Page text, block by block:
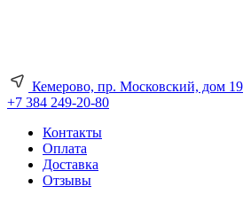
Кемерово, пр. Московский, дом 19
+7 384 249-20-80
Контакты
Оплата
Доставка
Отзывы